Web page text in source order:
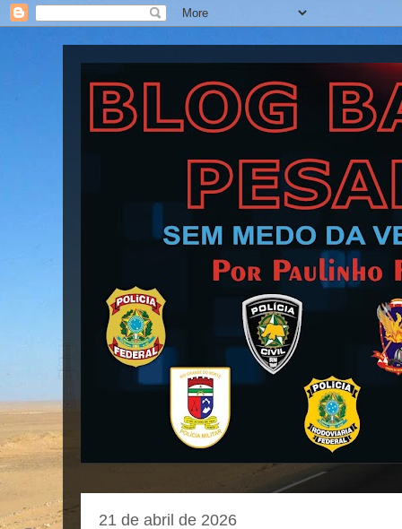
Blog Barra Pesada
21 de abril de 2026